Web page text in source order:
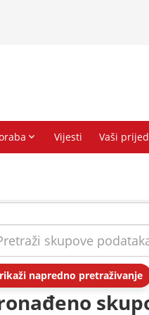
napredno pretraživanje